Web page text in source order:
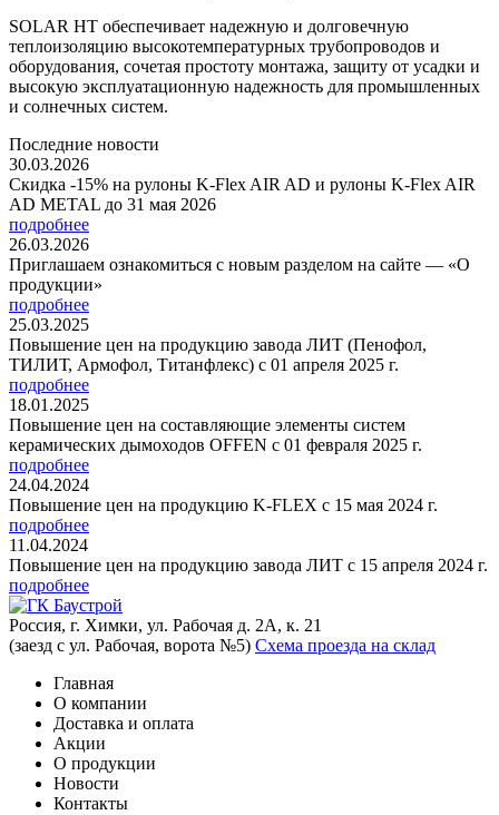
SOLAR HT обеспечивает надежную и долговечную
теплоизоляцию высокотемпературных трубопроводов и
оборудования, сочетая простоту монтажа, защиту от усадки и
высокую эксплуатационную надежность для промышленных
и солнечных систем.
Последние новости
30.03.2026
Скидка -15% на рулоны K-Flex AIR AD и рулоны K-Flex AIR
AD METAL до 31 мая 2026
подробнее
26.03.2026
Приглашаем ознакомиться с новым разделом на сайте — «О
продукции»
подробнее
25.03.2025
Повышение цен на продукцию завода ЛИТ (Пенофол,
ТИЛИТ, Армофол, Титанфлекс) с 01 апреля 2025 г.
подробнее
18.01.2025
Повышение цен на составляющие элементы систем
керамических дымоходов OFFEN с 01 февраля 2025 г.
подробнее
24.04.2024
Повышение цен на продукцию K-FLEX с 15 мая 2024 г.
подробнее
11.04.2024
Повышение цен на продукцию завода ЛИТ с 15 апреля 2024 г.
подробнее
Россия, г. Химки, ул. Рабочая д. 2А, к. 21
(заезд с ул. Рабочая, ворота №5) Схема проезда на склад
Главная
О компании
Доставка и оплата
Акции
О продукции
Новости
Контакты